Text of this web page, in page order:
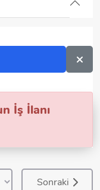
İş İlanı
Sonraki